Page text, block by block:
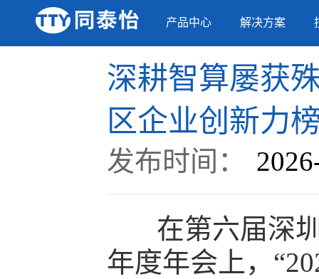
产品中心 解决方案
深耕智算屡获
区企业创新力
发布时间：
在第六届深圳
年度年会上，